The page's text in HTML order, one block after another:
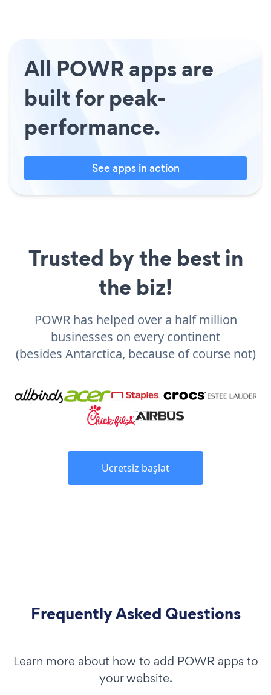
All POWR apps are
built for peak-
performance.
See apps in action
Trusted by the best in
the biz!
POWR has helped over a half million
businesses on every continent
(besides Antarctica, because of course not)
Ücretsiz başlat
Frequently Asked Questions
Learn more about how to add POWR apps to
your website.